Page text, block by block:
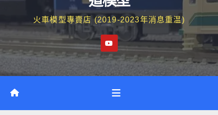
火車模型專賣店 (2019-2023年消息重温)